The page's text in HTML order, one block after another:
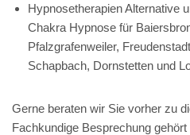
Hypnosetherapien Alternative
Chakra Hypnose für
Pfalzgrafenweiler,
Schapbach, Dornstetten und
Gerne beraten wir Sie vorher zu
Fachkundige Besprechung